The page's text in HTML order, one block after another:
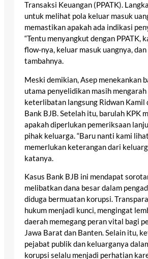
Transaksi Keuangan (PPATK).
untuk melihat pola keluar masuk
memastikan apakah ada indikasi
“Tentu menyangkut dengan PPATK,
flow-nya, keluar masuk uangnya, dan
tambahnya.
Meski demikian, Asep menekankan
utama penyelidikan masih mengarah
keterlibatan langsung Ridwan Kamil
Bank BJB. Setelah itu, barulah KPK
apakah diperlukan pemeriksaan
pihak keluarga. “Baru nanti kami
memerlukan keterangan dari
katanya.
Kasus Bank BJB ini mendapat
melibatkan dana besar dalam
diduga bermuatan korupsi.
hukum menjadi kunci, mengingat
daerah memegang peran vital bagi
Jawa Barat dan Banten. Selain itu,
pejabat publik dan keluarganya
korupsi selalu menjadi perhatian